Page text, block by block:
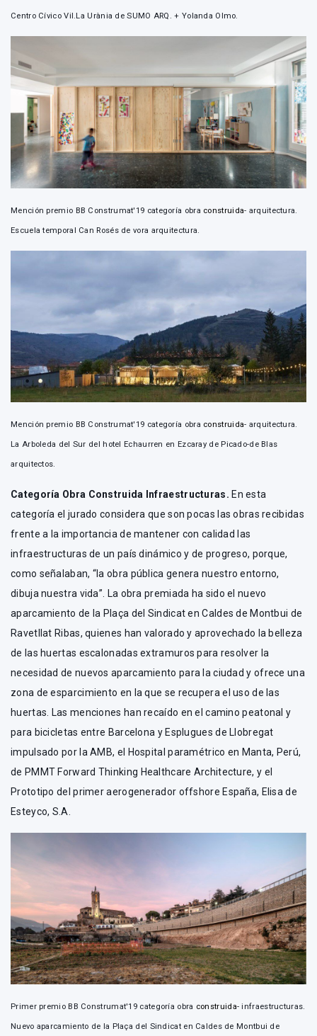
Centro Cívico Vil.La Urània de SUMO ARQ. + Yolanda Olmo.
Mención premio BB Construmat'19 categoría obra construida- arquitectura.
Escuela temporal Can Rosés de vora arquitectura.
Mención premio BB Construmat'19 categoría obra construida- arquitectura.
La Arboleda del Sur del hotel Echaurren en Ezcaray de Picado-de Blas
arquitectos.
Categoría Obra Construida Infraestructuras. En esta
categoría el jurado considera que son pocas las obras recibidas
frente a la importancia de mantener con calidad las
infraestructuras de un país dinámico y de progreso, porque,
como señalaban, “la obra pública genera nuestro entorno,
dibuja nuestra vida”. La obra premiada ha sido el nuevo
aparcamiento de la Plaça del Sindicat en Caldes de Montbui de
Ravetllat Ribas, quienes han valorado y aprovechado la belleza
de las huertas escalonadas extramuros para resolver la
necesidad de nuevos aparcamiento para la ciudad y ofrece una
zona de esparcimiento en la que se recupera el uso de las
huertas. Las menciones han recaído en el camino peatonal y
para bicicletas entre Barcelona y Esplugues de Llobregat
impulsado por la AMB, el Hospital paramétrico en Manta, Perú,
de PMMT Forward Thinking Healthcare Architecture, y el
Prototipo del primer aerogenerador offshore España, Elisa de
Esteyco, S.A.
Primer premio BB Construmat'19 categoría obra construida- infraestructuras.
Nuevo aparcamiento de la Plaça del Sindicat en Caldes de Montbui de